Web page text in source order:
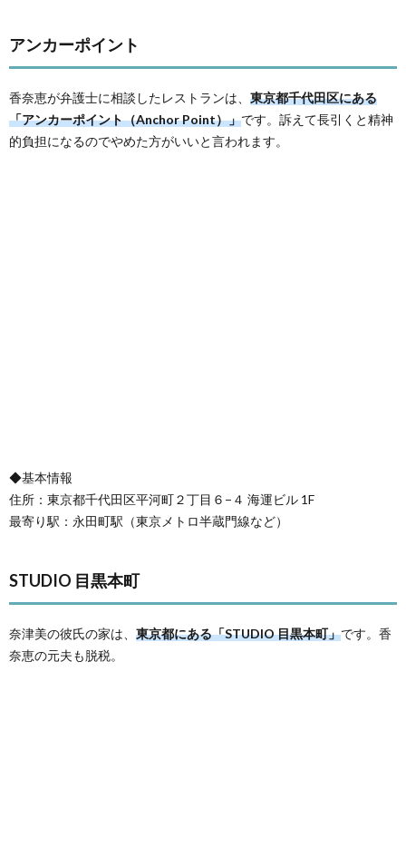
アンカーポイント
香奈恵が弁護士に相談したレストランは、 東京都千代田区にある
「アンカーポイント（Anchor Point）」です。訴えて長引くと精神
的負担になるのでやめた方がいいと言われます。
◆基本情報
住所：東京都千代田区平河町２丁目６−４ 海運ビル 1F
最寄り駅：永田町駅（東京メトロ半蔵門線など）
STUDIO 目黒本町
奈津美の彼氏の家は、 東京都にある「STUDIO 目黒本町」です。香
奈恵の元夫も脱税。